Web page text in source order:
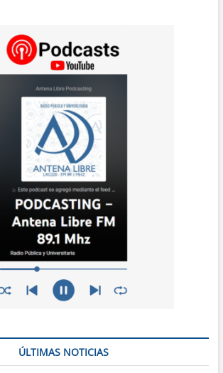
ÚLTIMAS NOTICIAS